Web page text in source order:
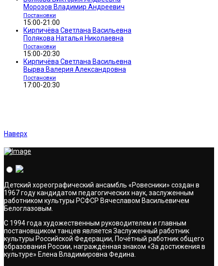
Морозов Владимир Андреевич
Постановки
15:00-21:00
Кирпичёва Светлана Васильевна
Полякова Наталья Николаевна
Постановки
15:00-20:30
Кирпичёва Светлана Васильевна
Вырва Валерия Александровна
Постановки
17:00-20:30
Наверх
Детский хореографический ансамбль «Ровесники» создан в
1967 году кандидатом педагогических наук, заслуженным
работником культуры РСФСР Вячеславом Васильевичем
Белоглазовым.
С 1994 года художественным руководителем и главным
постановщиком танцев является Заслуженный работник
культуры Российской Федерации, Почётный работник общего
образования России, награждённая знаком «За достижения в
культуре» Елена Владимировна Федина.